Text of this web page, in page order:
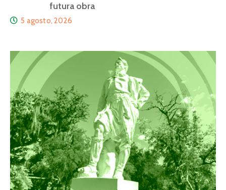
futura obra
5 agosto, 2026